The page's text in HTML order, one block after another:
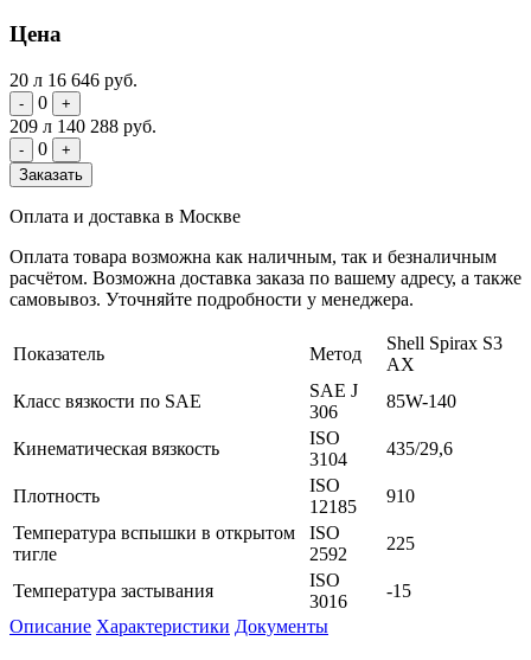
Цена
20 л 16 646 руб.
- 0 +
209 л 140 288 руб.
- 0
+
Заказать
Оплата и доставка в Москве
Оплата товара возможна как наличным, так и безналичным
расчётом. Возможна доставка заказа по вашему адресу, а также
самовывоз. Уточняйте подробности у менеджера.
Показатель Метод
Shell Spirax S3
AX
Класс вязкости по SAE
SAE J
306
85W-140
Кинематическая вязкость
ISO
3104
435/29,6
Плотность
ISO
12185
910
Температура вспышки в открытом
тигле
ISO
2592
225
Температура застывания
ISO
3016
-15
Описание Характеристики Документы